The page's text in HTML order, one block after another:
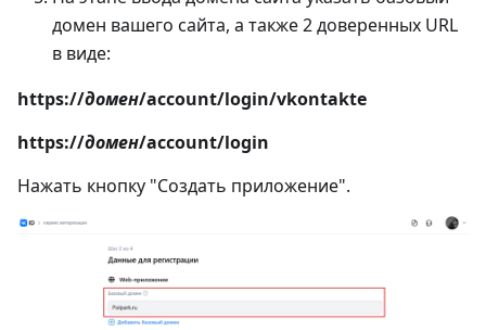
домен вашего сайта, а также 2 доверенных URL
в виде:
https://домен/account/login/vkontakte
https://домен/account/login
Нажать кнопку "Создать приложение".